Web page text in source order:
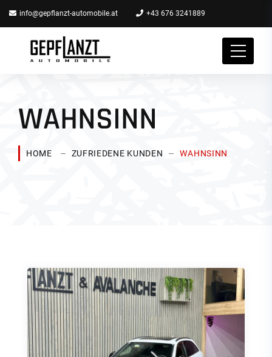
info@gepflanzt-automobile.at +43 676 3241889
WAHNSINN
HOME ZUFRIEDENE KUNDEN WAHNSINN